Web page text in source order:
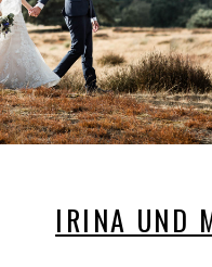
IRINA UND